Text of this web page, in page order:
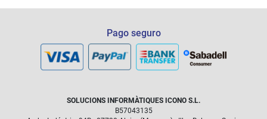
Pago seguro
SOLUCIONS INFORMÀTIQUES ICONO S.L.
B57043135